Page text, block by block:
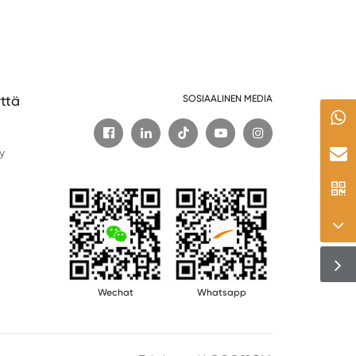
SOSIAALINEN MEDIA

Wechat Whatsapp